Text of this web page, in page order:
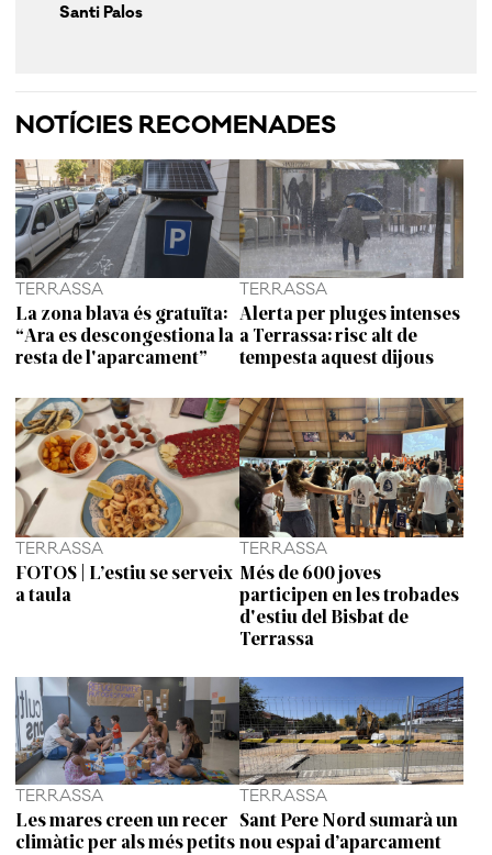
Santi Palos
NOTÍCIES RECOMENADES
TERRASSA
La zona blava és gratuïta:
“Ara es descongestiona la
resta de l'aparcament”
TERRASSA
Alerta per pluges intenses
a Terrassa: risc alt de
tempesta aquest dijous
TERRASSA
FOTOS | L’estiu se serveix
a taula
TERRASSA
Més de 600 joves
participen en les trobades
d'estiu del Bisbat de
Terrassa
TERRASSA
Les mares creen un recer
climàtic per als més petits
TERRASSA
Sant Pere Nord sumarà un
nou espai d’aparcament